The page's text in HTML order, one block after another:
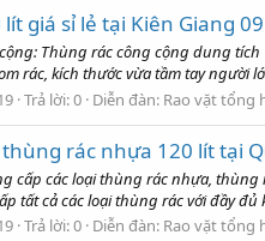
giá sỉ lẻ tại Kiên Giang
Thùng rác công cộng dung
rác, kích thước vừa tầm tay người
Trả lời: 0 Diễn đàn: Rao vặt tổng
rác nhựa 120 lít tại
cấp các loại thùng rác nhựa,
tất cả các loại thùng rác với đầy
Trả lời: 0 Diễn đàn: Rao vặt tổng